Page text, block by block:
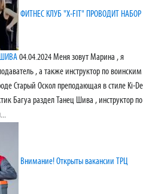
ФИТНЕС КЛУБ "X-FIT" ПРОВОДИТ НАБОР
04.04.2024Меня зовут Марина , я
, а также инструктор по воинским
Старый Оскол преподающая в стиле Ki-De
Багуа раздел Танец Шива , инструктор по
Внимание! Открыты вакансии ТРЦ